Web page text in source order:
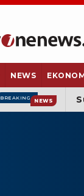
NEWS
BREAKING NEWS